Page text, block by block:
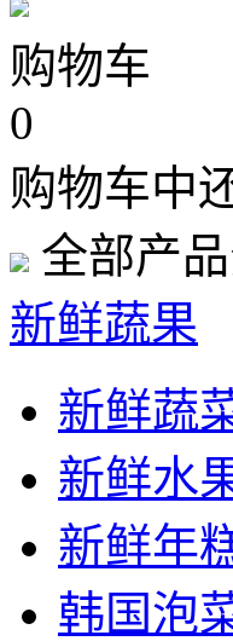
购物车
0
购物车中
全部产
新鲜蔬果
新鲜蔬
新鲜水
新鲜年
韩国泡